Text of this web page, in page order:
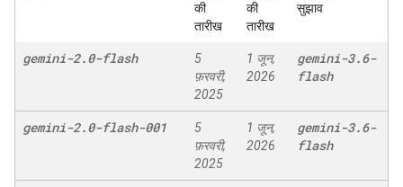
की
तारीख
की
तारीख
सुझाव
gemini-2.0-flash
5
फ़रवरी,
2025
1 जून,
2026
gemini-3.6-
flash
gemini-2.0-flash-001
5
फ़रवरी,
2025
1 जून,
2026
gemini-3.6-
flash